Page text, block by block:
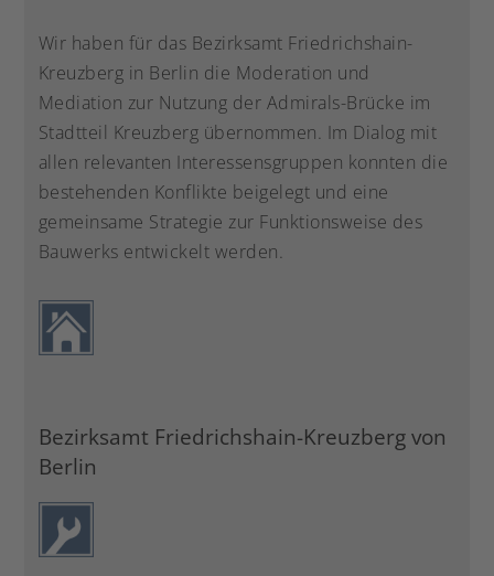
Wir haben für das Bezirksamt Friedrichshain-
Kreuzberg in Berlin die Moderation und
Mediation zur Nutzung der Admirals-Brücke im
Stadtteil Kreuzberg übernommen. Im Dialog mit
allen relevanten Interessensgruppen konnten die
bestehenden Konflikte beigelegt und eine
gemeinsame Strategie zur Funktionsweise des
Bauwerks entwickelt werden.
Bezirksamt Friedrichshain-Kreuzberg von
Berlin